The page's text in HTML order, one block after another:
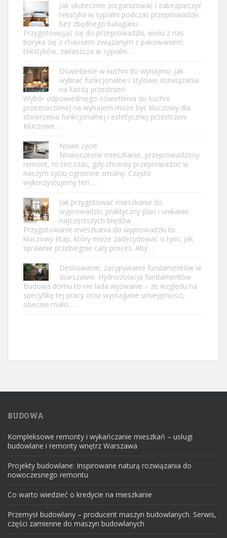
Jak skutecznie zorganizować i zabezpieczyć
tekstylia w sypialni podczas przeprowadzki
bez zbędnego bałaganu
Przygotowując się do przeprowadzki, wielu z nas
boryka się z chaosem związanym z pakowaniem
tekstyliów, zwłaszcza w sypialni. …
Oświetlenie w kuchni do wynajmu: jak
wybrać funkcjonalne i stylowe rozwiązania
na każdą przestrzeń
Wybór odpowiedniego oświetlenia do kuchni
przeznaczonej na wynajem może być kluczowy dla
stworzenia funkcjonalnej i estetycznej przestrzeni.
Kluczowe …
Nowe życie
Nowoczesne mieszkanie, przeprowadzony
remont, to ten czas, gdy chcemy przeprowadzić w
naszym życiu ogromne zmiany. Często
wykorzystujemy ten …
Jak przygotować mieszkanie do
wyprowadzki: praktyczny plan i unikanie
najczęstszych błędów
Przygotowanie mieszkania do wyprowadzki to
kluczowy etap, który może zadecydować o tym, jak
sprawnie przebiegnie cały proces. Aby …
Deskowanie, zasypywanie fundamentów w
Warszawie. Hydroizolacja fundamentów
Budowa domu to nie lada wyzwanie – ze względu na
specyfikę tej pracy oraz wymagane umiejętności,
obecnie mało …
BUDOWA
Kompleksowe remonty i wykańczanie mieszkań – usługi
budowlane i remonty wnętrz Warszawa
Projekty budowlane: Inspirowane naturą rozwiązania do
nowoczesnego remontu
Co warto wiedzieć o kredycie na mieszkanie
Przemysł budowlany – producent maszyn budowlanych. Serwis,
części zamienne do maszyn budowlanych